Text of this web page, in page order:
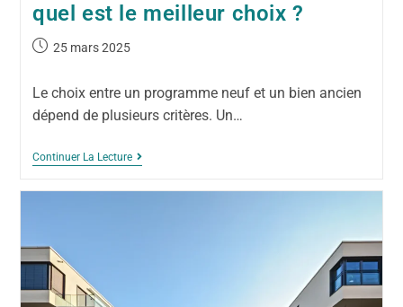
quel est le meilleur choix ?
25 mars 2025
Le choix entre un programme neuf et un bien ancien
dépend de plusieurs critères. Un…
Continuer La Lecture